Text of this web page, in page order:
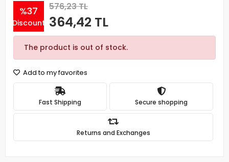
%37
Discount
576,23 TL
364,42 TL
The product is out of stock.
Add to my favorites
Fast Shipping Secure shopping
Returns and Exchanges